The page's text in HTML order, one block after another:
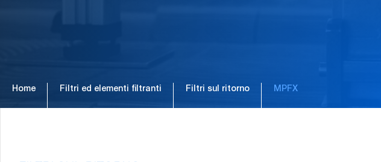
Home Filtri ed elementi filtranti Filtri sul ritorno MPFX